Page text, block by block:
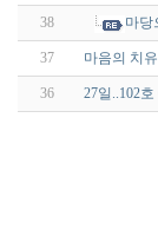
38 마당
37 마음의 치
36 27일..102